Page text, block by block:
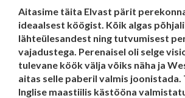
KONTAKT
MEIST
BLOGI/
KUIDAS TELLIDA
Aitasime täita Elvast pärit
ideaalsest köögist. Kõik algas
lähteülesandest ning tutvumisest
vajadustega. Perenaisel oli selge
tulevane köök välja võiks näha ja
aitas selle paberil valmis joonistada.
Inglise maastiilis kästööna